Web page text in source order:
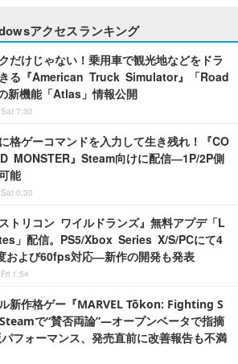
アクセスランキング
だけじゃない！乗用車で観光地などをドラ
る『American Truck Simulator』「Road
新機能「Atlas」情報公開
7:30
格ゲーコマンドを入力して生き残れ！『CO
MONSTER』Steam向けに配信―1P/2P側
能
0:30
ストリコン ワイルドランズ』無料アプデ「L
」配信。PS5/Xbox Series X/S/PCにて4
および60fps対応―新作の開発も発表
1:54
新作格ゲー『MARVEL Tōkon: Fighting S
で“賛否両論”―オープンベータで指摘
フォーマンス、発売直前に改善報告も不満